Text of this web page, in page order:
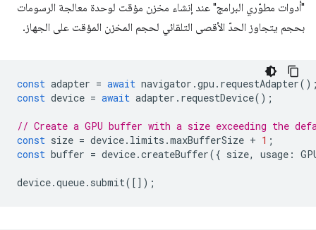
"أدوات مطوّري البرامج" عند إنشاء مخزن مؤقت لوحدة معالجة الرسومات
بحجم يتجاوز الحدّ الأقصى التلقائي لحجم المخزن المؤقت على الجهاز.
const adapter = await navigator .gpu . requestAdapter
const device = await adapter . requestDevice();
// Create a GPU buffer with a size exceeding the
const size = device. limits .maxBufferSize + 1 ;
const buffer = device.createBuffer({ size, usage :
device.queue. submit([]);